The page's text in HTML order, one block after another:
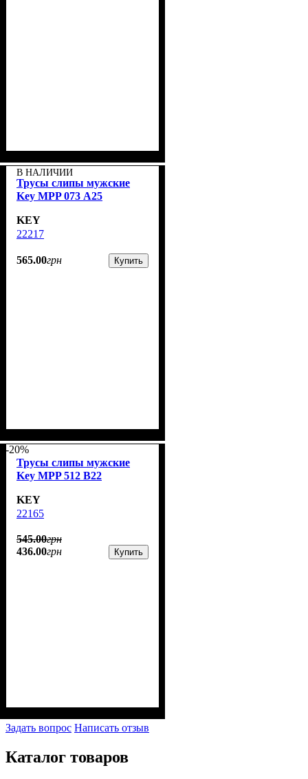
В НАЛИЧИИ
Трусы слипы мужские
Key MPP 073 А25
KEY
22217
565.00грн Купить
-20%
Трусы слипы мужские
Key MPP 512 B22
KEY
22165
545.00грн
436.00грн Купить
Задать вопрос Написать отзыв
Каталог товаров